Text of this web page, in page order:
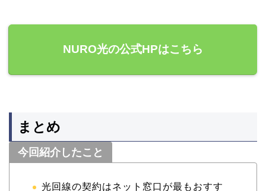
NURO光の公式HPはこちら
まとめ
今回紹介したこと
光回線の契約はネット窓口が最もおすす